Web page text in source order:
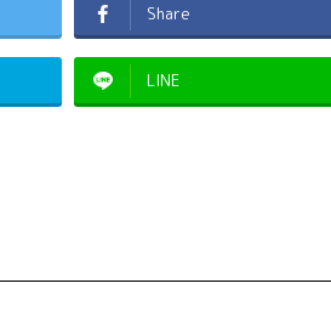
Share
LINE